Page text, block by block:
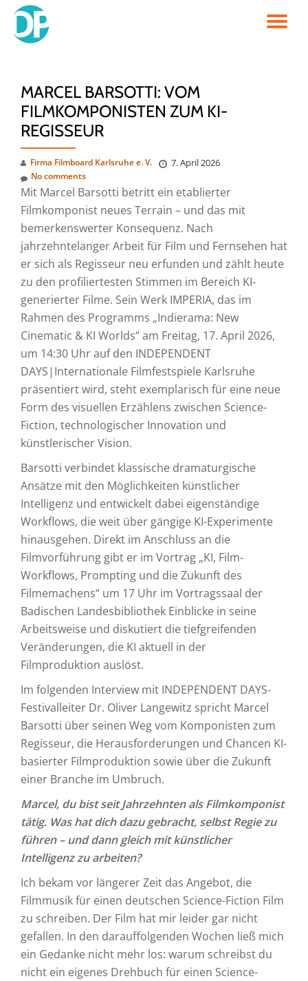
Skip
MARCEL BARSOTTI: VOM
FILMKOMPONISTEN ZUM KI-
REGISSEUR
Firma Filmboard Karlsruhe e. V. 7. April 2026
No comments
Mit Marcel Barsotti betritt ein etablierter
Filmkomponist neues Terrain – und das mit
bemerkenswerter Konsequenz. Nach
jahrzehntelanger Arbeit für Film und Fernsehen hat
er sich als Regisseur neu erfunden und zählt heute
zu den profiliertesten Stimmen im Bereich KI-
generierter Filme. Sein Werk IMPERIA, das im
Rahmen des Programms „Indierama: New
Cinematic & KI Worlds“ am Freitag, 17. April 2026,
um 14:30 Uhr auf den INDEPENDENT
DAYS|Internationale Filmfestspiele Karlsruhe
präsentiert wird, steht exemplarisch für eine neue
Form des visuellen Erzählens zwischen Science-
Fiction, technologischer Innovation und
künstlerischer Vision.
Barsotti verbindet klassische dramaturgische
Ansätze mit den Möglichkeiten künstlicher
Intelligenz und entwickelt dabei eigenständige
Workflows, die weit über gängige KI-Experimente
hinausgehen. Direkt im Anschluss an die
Filmvorführung gibt er im Vortrag „KI, Film-
Workflows, Prompting und die Zukunft des
Filmemachens“ um 17 Uhr im Vortragssaal der
Badischen Landesbibliothek Einblicke in seine
Arbeitsweise und diskutiert die tiefgreifenden
Veränderungen, die KI aktuell in der
Filmproduktion auslöst.
Im folgenden Interview mit INDEPENDENT DAYS-
Festivalleiter Dr. Oliver Langewitz spricht Marcel
Barsotti über seinen Weg vom Komponisten zum
Regisseur, die Herausforderungen und Chancen KI-
basierter Filmproduktion sowie über die Zukunft
einer Branche im Umbruch.
Marcel, du bist seit Jahrzehnten als Filmkomponist
tätig. Was hat dich dazu gebracht, selbst Regie zu
führen – und dann gleich mit künstlicher
Intelligenz zu arbeiten?
Ich bekam vor längerer Zeit das Angebot, die
Filmmusik für einen deutschen Science-Fiction Film
zu schreiben. Der Film hat mir leider gar nicht
gefallen. In den darauffolgenden Wochen ließ mich
ein Gedanke nicht mehr los: warum schreibst du
nicht ein eigenes Drehbuch für einen Science-